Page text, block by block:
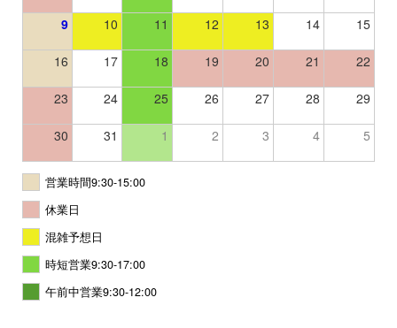
9 10 11 12 13 14 15
16 17 18 19 20 21 22
23 24 25 26 27 28 29
30 31 1 2 3 4 5
営業時間9:30-15:00
休業日
混雑予想日
時短営業9:30-17:00
午前中営業9:30-12:00